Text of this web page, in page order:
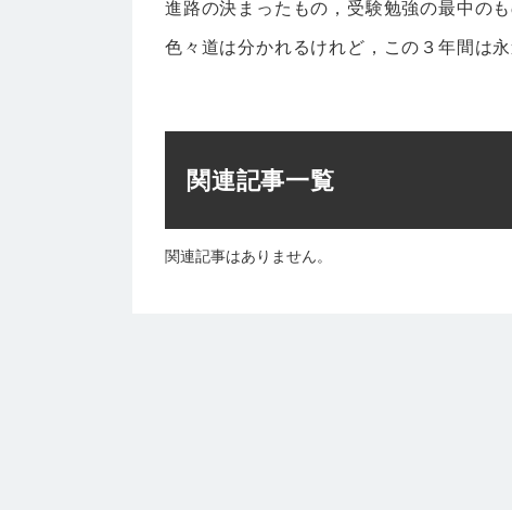
進路の決まったもの，受験勉強の最中のも
色々道は分かれるけれど，この３年間は永
関連記事一覧
関連記事はありません。